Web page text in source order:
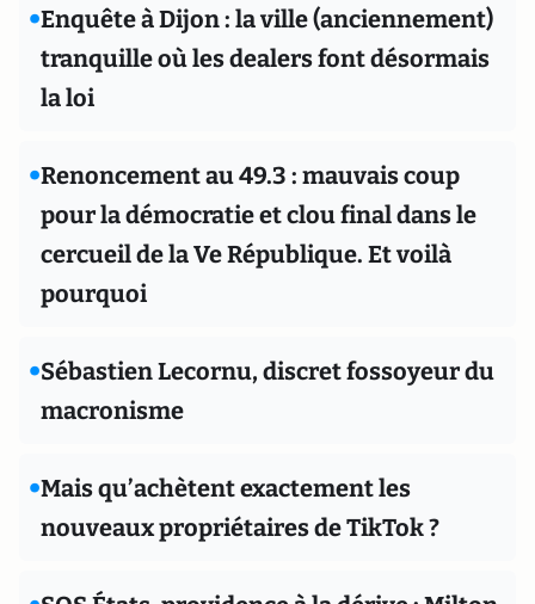
•Enquête à Dijon : la ville (anciennement)
tranquille où les dealers font désormais
la loi
•Renoncement au 49.3 : mauvais coup
pour la démocratie et clou final dans le
cercueil de la Ve République. Et voilà
pourquoi
•Sébastien Lecornu, discret fossoyeur du
macronisme
•Mais qu’achètent exactement les
nouveaux propriétaires de TikTok ?